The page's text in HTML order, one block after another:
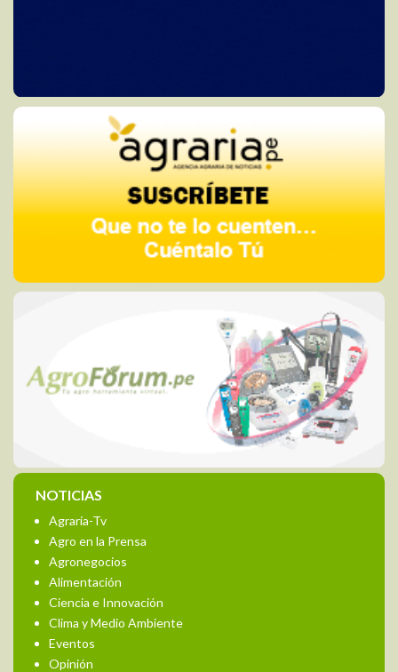
NOTICIAS
Agraria-Tv
Agro en la Prensa
Agronegocios
Alimentación
Ciencia e Innovación
Clima y Medio Ambiente
Eventos
Opinión